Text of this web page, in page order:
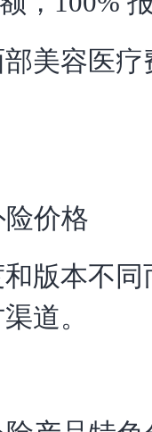
美容医疗
价格
版本不同
道。